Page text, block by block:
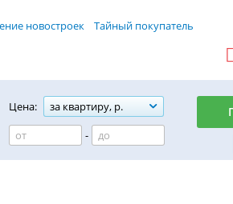
новостроек Тайный покупатель
Цена:
за квартиру, р.
-